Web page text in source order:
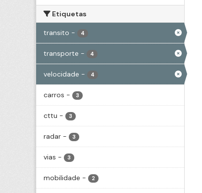
Etiquetas
transito - 4
transporte - 4
velocidade - 4
carros - 3
cttu - 3
radar - 3
vias - 3
mobilidade - 2